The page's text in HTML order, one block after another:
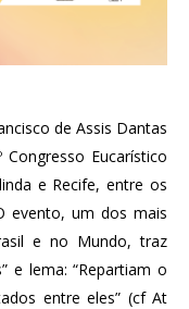
de Assis Dantas
Eucarístico
e Recife, entre os
evento, um dos mais
e no Mundo, traz
e lema: “Repartiam o
entre eles” (cf At